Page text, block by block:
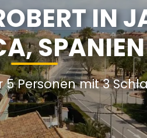
IN
SPANIEN
Personen mit 3